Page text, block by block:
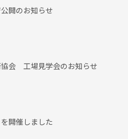
開のお知らせ
会 工場見学会のお知らせ
開催しました